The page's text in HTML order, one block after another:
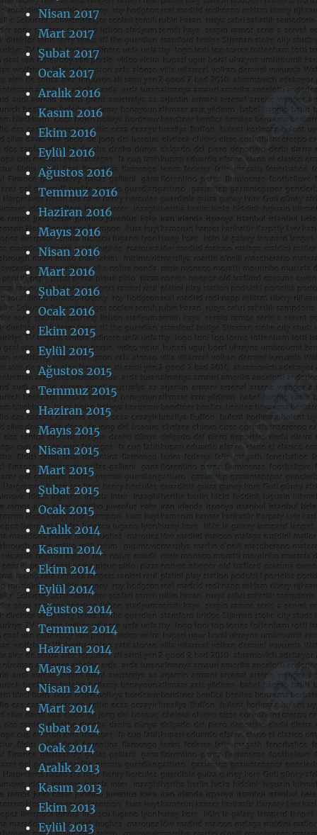
Nisan 2017
Mart 2017
Şubat 2017
Ocak 2017
Aralık 2016
Kasım 2016
Ekim 2016
Eylül 2016
Ağustos 2016
Temmuz 2016
Haziran 2016
Mayıs 2016
Nisan 2016
Mart 2016
Şubat 2016
Ocak 2016
Ekim 2015
Eylül 2015
Ağustos 2015
Temmuz 2015
Haziran 2015
Mayıs 2015
Nisan 2015
Mart 2015
Şubat 2015
Ocak 2015
Aralık 2014
Kasım 2014
Ekim 2014
Eylül 2014
Ağustos 2014
Temmuz 2014
Haziran 2014
Mayıs 2014
Nisan 2014
Mart 2014
Şubat 2014
Ocak 2014
Aralık 2013
Kasım 2013
Ekim 2013
Eylül 2013